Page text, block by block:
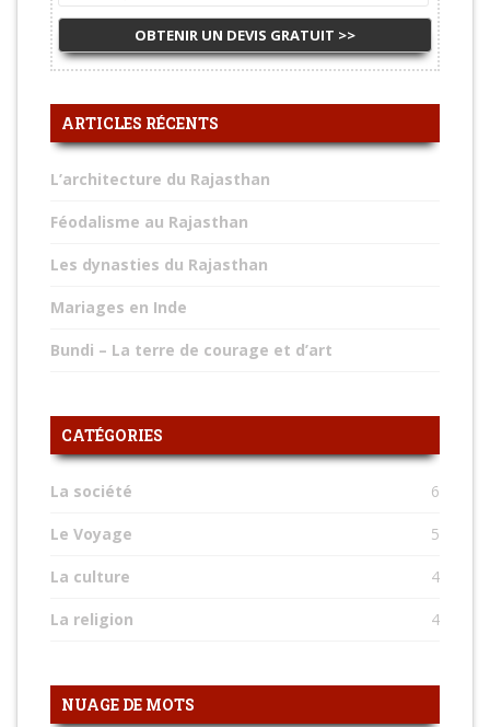
ARTICLES RÉCENTS
L’architecture du Rajasthan
Féodalisme au Rajasthan
Les dynasties du Rajasthan
Mariages en Inde
Bundi – La terre de courage et d’art
CATÉGORIES
La société 6
Le Voyage 5
La culture 4
La religion 4
NUAGE DE MOTS